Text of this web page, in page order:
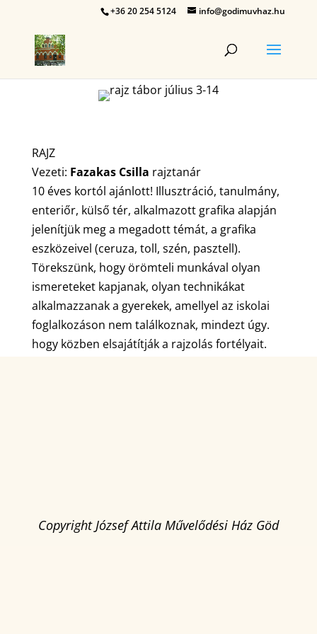
+36 20 254 5124 info@godimuvhaz.hu
RAJZ
Vezeti: Fazakas Csilla rajztanár
10 éves kortól ajánlott! Illusztráció, tanulmány,
enteriőr, külső tér, alkalmazott grafika alapján
jelenítjük meg a megadott témát, a grafika
eszközeivel (ceruza, toll, szén, pasztell).
Törekszünk, hogy örömteli munkával olyan
ismereteket kapjanak, olyan technikákat
alkalmazzanak a gyerekek, amellyel az iskolai
foglalkozáson nem találkoznak, mindezt úgy.
hogy közben elsajátítják a rajzolás fortélyait.
Copyright József Attila Művelődési Ház Göd